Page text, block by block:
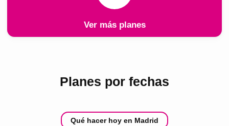
Ver más planes
Planes por fechas
Qué hacer hoy en Madrid